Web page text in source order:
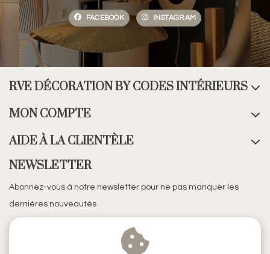
FACEBOOK INSTAGRAM
RVE DÉCORATION BY CODES INTÉRIEURS
MON COMPTE
AIDE À LA CLIENTÈLE
NEWSLETTER
Abonnez-vous à notre newsletter pour ne pas manquer les
dernières nouveautés